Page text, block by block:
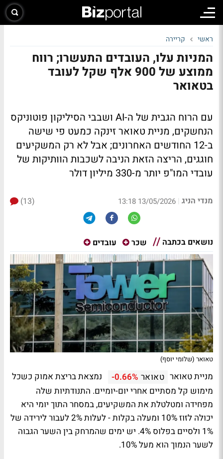
ראשי קריירה
המניות עלו, העובדים התעשרו; רווח
ממוצע של 900 אלף שקל לעובד
בטאואר
עם הרוח הגבית של ה-AI ושבבי הסיליקון פוטוניקס
הנחשקים, מניית טאואר זינקה כמעט פי שישה
ב-12 החודשים האחרונים; אבל לא רק המשקיעים
חוגגים, הריצה הזאת הניבה לשכבות הוותיקות של
עובדי המו"פ יותר מ-330 מיליון דולר
מנדי הניג |
13/05/2026 13:18
(13)
נושאים בכתבה שכר עובדים
טאואר (שלומי יוסף)
מניית טאואר טאואר -0.66%
נמצאת בריצת אמוק כשכל
מימוש קל מסתיים אחרי יום-יומיים. התנודתיות שלה
מפחידה ומטלטלת את המשקיעים, במסחר התוך יומי היא
יכולה לזוז 10% ומעלה בקלות - לעלות 2% לעבור לירידה של
1% ולסיים בפלוס 4%. יש ימים שהמרחק בין השער הגבוה
לשער הנמוך הוא מעל 10%.